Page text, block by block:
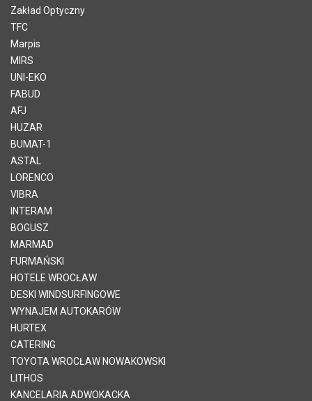
Zakład Optyczny
TFC
Marpis
MIRS
UNI-EKO
FABUD
AFJ
HUZAR
BUMAT-1
ASTAL
LORENCO
VIBRA
INTERAM
BOGUSZ
MARMAD
FURMAŃSKI
HOTELE WROCŁAW
DESKI WINDSURFINGOWE
WYNAJEM AUTOKARÓW
HURTEX
CATERING
TOYOTA WROCŁAW NOWAKOWSKI
LITHOS
KANCELARIA ADWOKACKA